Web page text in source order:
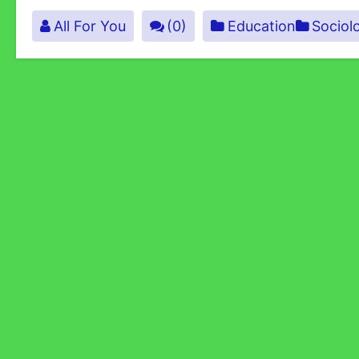
All For You (0) Education